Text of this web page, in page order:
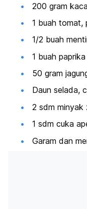
200 gram
1 buah tomat,
1/2 buah
1 buah
50 gram
Daun selada,
2 sdm minyak
1 sdm cuka
Garam dan